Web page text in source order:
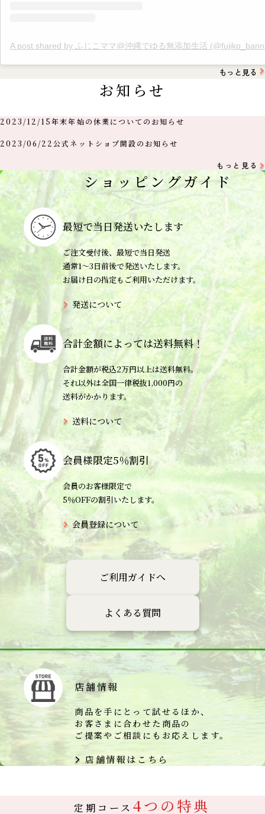
A post shared by ふじこママ@沖縄でゆる無添加生活
もっと見る
お知らせ
2023/12/15年末年始の休業についてのお知らせ
2023/06/22公式ネットショプ開設のお知らせ
もっと見る
ショッピングガイド
最短で当日発送いたします
ご注文受付後、最短で当日発送
通常1〜3日前後で発送いたします。
お届け日の指定もご利用いただけます。
発送について
合計金額によっては送料無料！
合計金額が税込2万円以上は送料無料。
それ以外は全国一律税抜1,000円の
送料がかかります。
送料について
会員様限定5％割引
会員のお客様限定で
5％OFFの割引いたします。
会員登録について
ご利用ガイドへ
よくある質問
店舗情報
商品を手にとって試せるほか、
お客さまに合わせた商品の
ご提案やご相談にもお応えします。
店舗情報はこちら
定期コース 4つの特典